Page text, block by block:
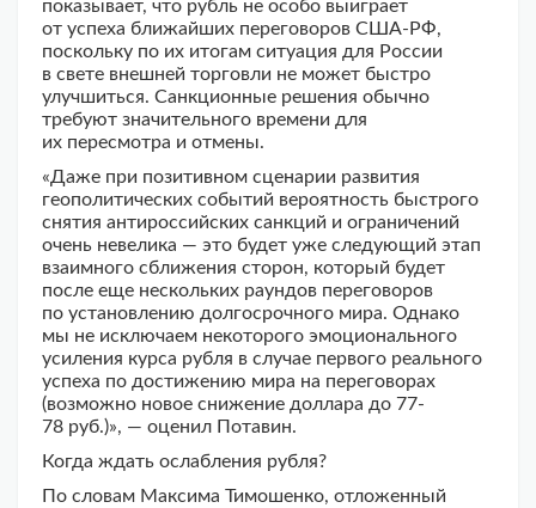
показывает, что рубль не особо выиграет
от успеха ближайших переговоров США-РФ,
поскольку по их итогам ситуация для России
в свете внешней торговли не может быстро
улучшиться. Санкционные решения обычно
требуют значительного времени для
их пересмотра и отмены.
«Даже при позитивном сценарии развития
геополитических событий вероятность быстрого
снятия антироссийских санкций и ограничений
очень невелика — это будет уже следующий этап
взаимного сближения сторон, который будет
после еще нескольких раундов переговоров
по установлению долгосрочного мира. Однако
мы не исключаем некоторого эмоционального
усиления курса рубля в случае первого реального
успеха по достижению мира на переговорах
(возможно новое снижение доллара до 77-
78 руб.)», — оценил Потавин.
Когда ждать ослабления рубля?
По словам Максима Тимошенко, отложенный